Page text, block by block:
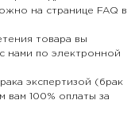
на странице FAQ в
товара вы
нами по электронной
экспертизой (брак
вам 100% оплаты за